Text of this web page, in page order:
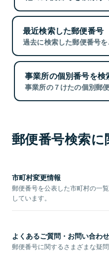
最近検索した郵便番号
過去に検索した郵便番号を
事業所の個別番号を検
事業所の７けたの個別郵
郵便番号検索
市町村変更情報
郵便番号を公表した市町村の一
しています。
よくあるご質問・お問い合わせ
郵便番号に関するさまざまな疑問